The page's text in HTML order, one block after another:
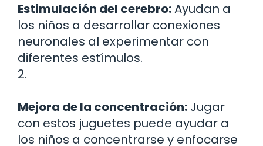
Estimulación del cerebro:Ayudan a
los niños a desarrollar conexiones
neuronales al experimentar con
diferentes estímulos.
2.
Mejora de la concentración: Jugar
con estos juguetes puede ayudar a
los niños a concentrarse y enfocarse